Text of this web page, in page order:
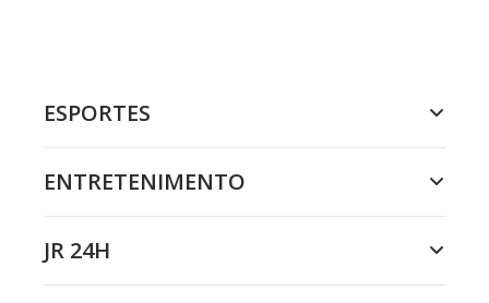
ESPORTES
ENTRETENIMENTO
JR 24H